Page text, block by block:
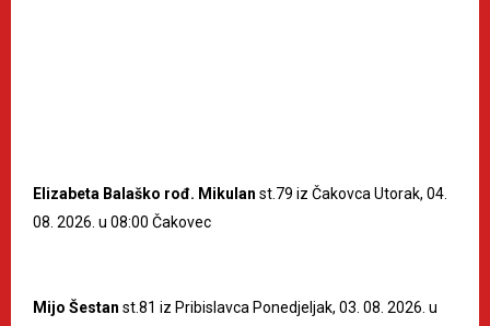
Elizabeta Balaško rođ. Mikulan st.79 iz Čakovca Utorak, 04.
08. 2026. u 08:00 Čakovec
Mijo Šestan st.81 iz Pribislavca Ponedjeljak, 03. 08. 2026. u